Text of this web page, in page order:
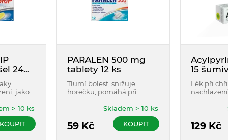
24
jako
v krku.
kašel.
od
> 10 ks
KOUPIT
PARALEN 500 mg
tablety 12 ks
Tlumí bolest, snižuje
horečku, pomáhá při
Vhodný i pro diabetiky. Pro
dospělé, dospívající a děti
od 6 let.
59Kč
Skladem > 10 ks
KOUPIT
15
Lék při
hlavy,
129 Kč